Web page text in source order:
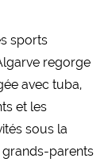
sports
regorge
avec tuba,
et les
sous la
grands-parents